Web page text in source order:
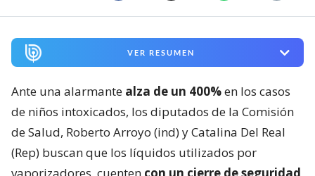
VER RESUMEN
Ante una alarmante alza de un 400%en los casos
de niños intoxicados, los diputados de la Comisión
de Salud, Roberto Arroyo (ind) y Catalina Del Real
(Rep) buscan que los líquidos utilizados por